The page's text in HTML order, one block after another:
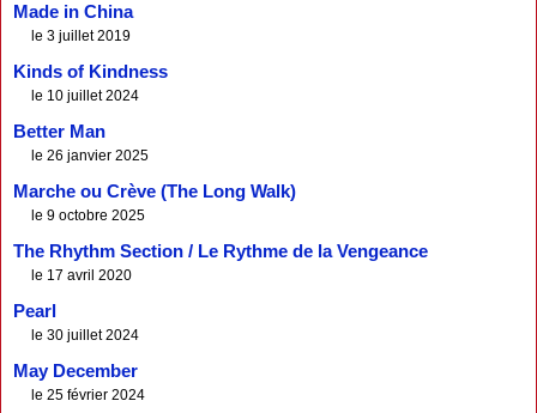
Made in China
le 3 juillet 2019
Kinds of Kindness
le 10 juillet 2024
Better Man
le 26 janvier 2025
Marche ou Crève (The Long Walk)
le 9 octobre 2025
The Rhythm Section / Le Rythme de la Vengeance
le 17 avril 2020
Pearl
le 30 juillet 2024
May December
le 25 février 2024